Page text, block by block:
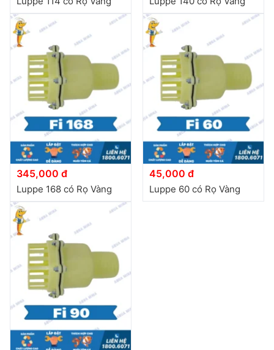
345,000 đ
Luppe 168 có Rọ Vàng
45,000 đ
Luppe 60 có Rọ Vàng